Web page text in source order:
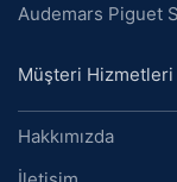
Audemars Piguet
Müşteri Hizmetleri
Hakkımızda